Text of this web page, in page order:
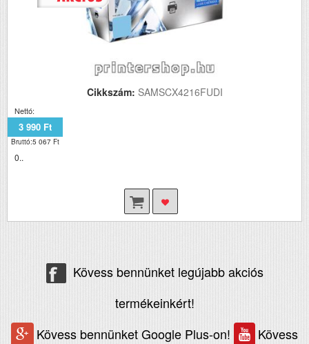
Cikkszám: SAMSCX4216FUDI
Nettó:
3 990 Ft
Bruttó:5 067 Ft
0..
Kövess bennünket legújabb akciós
termékeinkért!
Kövess bennünket Google Plus-on!
Kövess